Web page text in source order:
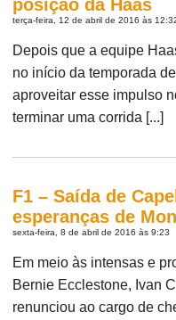
posição da Haas
terça-feira, 12 de abril de 2016 às
Depois que a equipe
no início da temporada
aproveitar esse impulso
terminar uma corrida [...]
F1 – Saída de
esperanças de
sexta-feira, 8 de abril de 2016 às 9:23
Em meio às intensas e
Bernie Ecclestone, Ivan
renunciou ao cargo de